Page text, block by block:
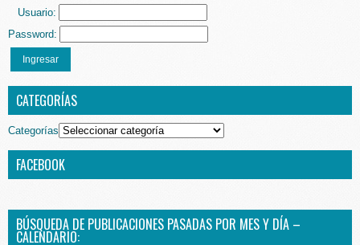
Usuario:
Password:
Ingresar
CATEGORÍAS
Categorías
FACEBOOK
BÚSQUEDA DE PUBLICACIONES PASADAS POR MES Y DÍA –
CALENDARIO: